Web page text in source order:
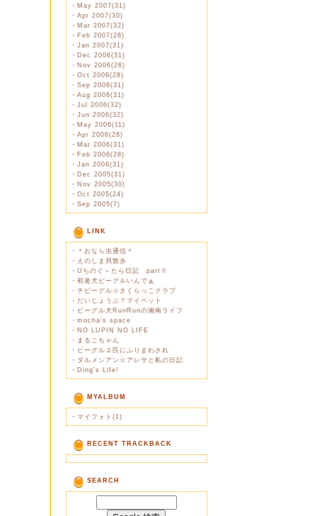
・ May 2007(31)
・ Apr 2007(30)
・ Mar 2007(32)
・ Feb 2007(28)
・ Jan 2007(31)
・ Dec 2006(31)
・ Nov 2006(26)
・ Oct 2006(28)
・ Sep 2006(31)
・ Aug 2006(31)
・ Jul 2006(32)
・ Jun 2006(32)
・ May 2006(11)
・ Apr 2006(28)
・ Mar 2006(31)
・ Feb 2006(28)
・ Jan 2006(31)
・ Dec 2005(31)
・ Nov 2005(30)
・ Oct 2005(24)
・ Sep 2005(7)
LINK
・
＊おなら虫通信＊
・ えのしま貝散歩
・ Uちのぐ～たら日記 partⅡ
・ 初老犬ビーグルいんでぁ
・ チビーグル☆さくらっこクラブ
・ だいじょうぶ？マイペット
・ ビーグル犬RunRunの湘南ライフ
・ mocha's space
・ NO LUPIN NO LIFE
・ まるこちゃん
・ ビーグル２匹にふりまわされ
・ ダルメシアン☆アレサと私の日記
・ Ding's Life!
MYALBUM
・ マイフォト(1)
RECENT TRACKBACK
SEARCH